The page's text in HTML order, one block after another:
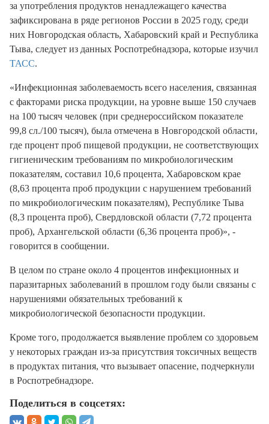
за употребления продуктов ненадлежащего качества
зафиксирована в ряде регионов России в 2025 году, среди
них Новгородская область, Хабаровский край и Республика
Тыва, следует из данных Роспотребнадзора, которые изучил
ТАСС.
«Инфекционная заболеваемость всего населения, связанная
с факторами риска продукции, на уровне выше 150 случаев
на 100 тысяч человек (при среднероссийском показателе
99,8 сл./100 тысяч), была отмечена в Новгородской области,
где процент проб пищевой продукции, не соответствующих
гигиеническим требованиям по микробиологическим
показателям, составил 10,6 процента, Хабаровском крае
(8,63 процента проб продукции с нарушением требований
по микробиологическим показателям), Республике Тыва
(8,3 процента проб), Свердловской области (7,72 процента
проб), Архангельской области (6,36 процента проб)», -
говорится в сообщении.
В целом по стране около 4 процентов инфекционных и
паразитарных заболеваний в прошлом году были связаны с
нарушениями обязательных требований к
микробиологической безопасности продукции.
Кроме того, продолжается выявление проблем со здоровьем
у некоторых граждан из-за присутствия токсичных веществ
в продуктах питания, что вызывает опасение, подчеркнули
в Роспотребнадзоре.
Поделиться в соцсетях: